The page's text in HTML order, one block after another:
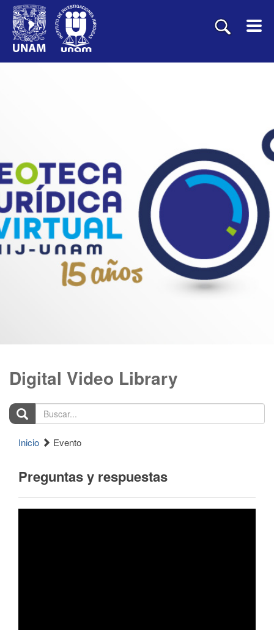
Digital Video Library
Buscar...
Inicio Evento
Preguntas y respuestas